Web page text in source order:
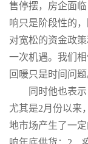
售停摆，房企面
响只是阶段性的
对宽松的资金政
一次机遇。我们
回暖只是时间问题
同时他也表
尤其是2月份以来
地市场产生了一